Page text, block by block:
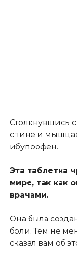
Столкнувшись
спине и
ибупрофен.
Эта таблетка
мире, так как
врачами.
Она была
боли. Тем не
сказал вам об